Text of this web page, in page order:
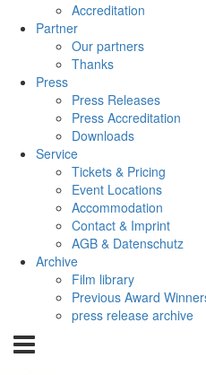
Accreditation
Partner
Our partners
Thanks
Press
Press Releases
Press Accreditation
Downloads
Service
Tickets & Pricing
Event Locations
Accommodation
Contact & Imprint
AGB & Datenschutz
Archive
Film library
Previous Award
press release archive